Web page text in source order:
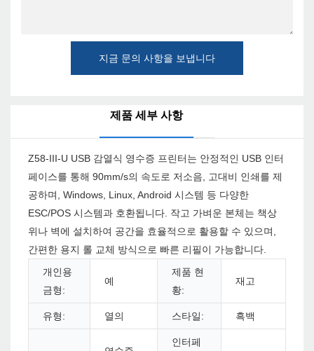
지금 문의 사항을 보냅니다
제품 세부 사항
Z58-III-U USB 감열식 영수증 프린터는 안정적인 USB 인터
페이스를 통해 90mm/s의 속도로 저소음, 고대비 인쇄를 제
공하며, Windows, Linux, Android 시스템 등 다양한
ESC/POS 시스템과 호환됩니다. 작고 가벼운 본체는 책상
위나 벽에 설치하여 공간을 효율적으로 활용할 수 있으며,
간편한 용지 롤 교체 방식으로 빠른 리필이 가능합니다.
개인용
금형:
예
제품 현
황:
재고
유형: 열의 스타일: 흑백
인터페